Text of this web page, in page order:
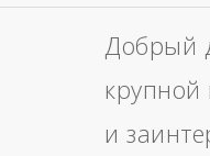
Добрый
и